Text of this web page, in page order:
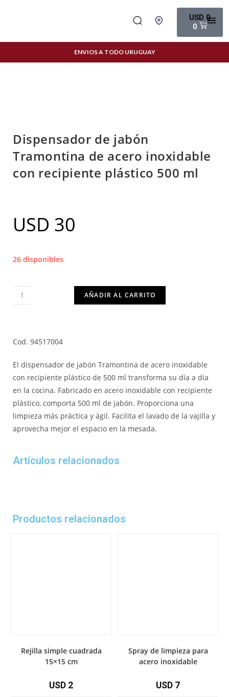
USD 0
0
ENVIOS A TODO URUGUAY
Dispensador de jabón
Tramontina de acero inoxidable
con recipiente plástico 500 ml
USD 30
26 disponibles
AÑADIR AL CARRITO
Cod. 94517004
El dispensador de jabón Tramontina de acero inoxidable
con recipiente plástico de 500 ml transforma su día a día
en la cocina. Fabricado en acero inoxidable con recipiente
plástico, comporta 500 ml de jabón. Proporciona una
limpieza más práctica y ágil. Facilita el lavado de la vajilla y
aprovecha mejor el espacio en la mesada.
Artículos relacionados
Productos relacionados
Rejilla simple cuadrada
15×15 cm
USD 2
Spray de limpieza para
acero inoxidable
USD 7